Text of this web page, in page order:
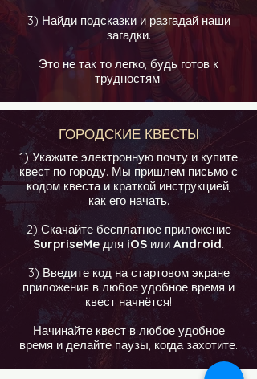
3) Найди подсказки и разгадай наши
загадки.
Это не так то легко, будь готов к
трудностям.
ГОРОДСКИЕ КВЕСТЫ
1) Укажите электронную почту и купите
квест по городу. Мы пришлем письмо с
кодом квеста и краткой инструкцией,
как его начать.
2) Скачайте бесплатное приложение
SurpriseMe для iOS или Android.
3) Введите код на стартовом экране
приложения в любое удобное время и
квест начнётся!
Начинайте квест в любое удобное
время и делайте паузы, когда захотите.